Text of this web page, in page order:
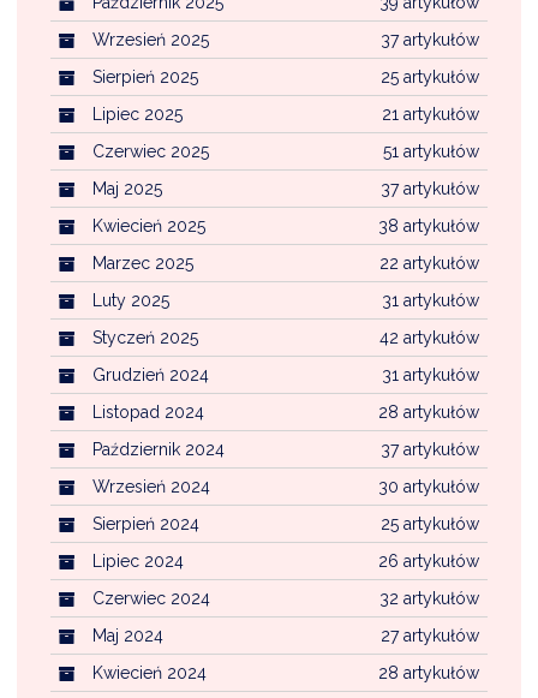
37 artykułów
Wrzesień 2025
25 artykułów
Sierpień 2025
21 artykułów
Lipiec 2025
51 artykułów
Czerwiec 2025
37 artykułów
Maj 2025
38 artykułów
Kwiecień 2025
22 artykułów
Marzec 2025
31 artykułów
Luty 2025
42 artykułów
Styczeń 2025
31 artykułów
Grudzień 2024
28 artykułów
Listopad 2024
37 artykułów
Październik 2024
30 artykułów
Wrzesień 2024
25 artykułów
Sierpień 2024
26 artykułów
Lipiec 2024
32 artykułów
Czerwiec 2024
27 artykułów
Maj 2024
28 artykułów
Kwiecień 2024